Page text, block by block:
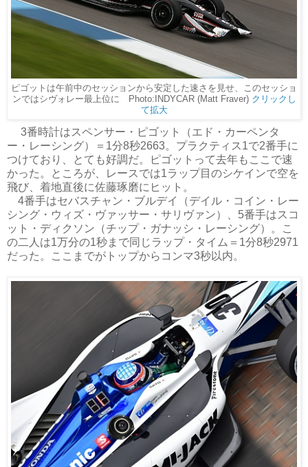
ピゴットは午前中のセッションから安定した速さを見せ、このセッショ
ンではシヴォレー最上位に Photo:INDYCAR (Matt Fraver) クリックし
て拡大
3番時計はスペンサー・ピゴット（エド・カーペンタ
ー・レーシング）＝1分8秒2663。プラクティス1で2番手に
つけており、とても好調だ。ピゴットって去年もここで速
かった。ところが、レースでは1ラップ目のシケインで空を
飛び、着地直後に佐藤琢磨にヒット。
4番手はセバスチャン・ブルデイ（デイル・コイン・レー
シング・ウィズ・ヴァッサー・サリヴァン）、5番手はスコ
ット・ディクソン（チップ・ガナッシ・レーシング）。こ
の二人は1万分の1秒まで同じラップ・タイム＝1分8秒2971
だった。ここまでがトップからコンマ3秒以内。